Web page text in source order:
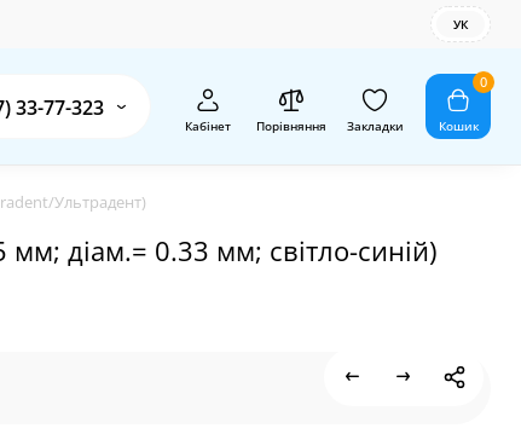
УК
33-77-323
Кабінет Порівняння Закладки
0
Кошик
Ультрадент)
діам.= 0.33 мм; світло-синій)